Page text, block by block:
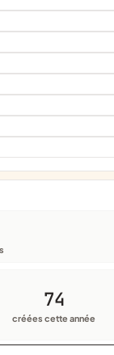
74
créées cette année